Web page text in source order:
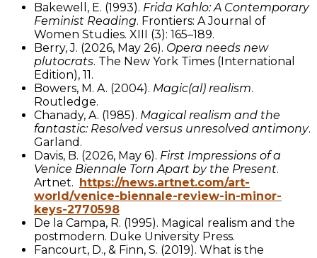
Bakewell, E. (1993). Frida Kahlo: A Contemporary
Feminist Reading. Frontiers: A Journal of
Women Studies. XIII (3): 165–189.
Berry, J. (2026, May 26). Opera needs new
plutocrats. The New York Times (International
Edition), 11.
Bowers, M. A. (2004). Magic(al) realism.
Routledge.
Chanady, A. (1985). Magical realism and the
fantastic: Resolved versus unresolved antimony.
Garland.
Davis, B. (2026, May 6). First Impressions of a
Venice Biennale Torn Apart by the Present.
Artnet.
https://news.artnet.com/art-
world/venice-biennale-review-in-minor-
keys-2770598
De la Campa, R. (1995). Magical realism and the
postmodern. Duke University Press.
Fancourt, D., & Finn, S. (2019). What is the